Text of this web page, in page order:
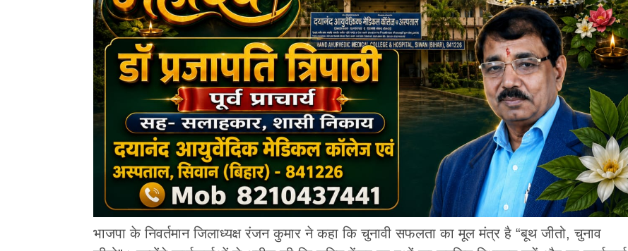
भाजपा के निवर्तमान जिलाध्यक्ष रंजन कुमार ने कहा कि चुनावी सफलता का मूल मंत्र है “बूथ जीतो, चुनाव